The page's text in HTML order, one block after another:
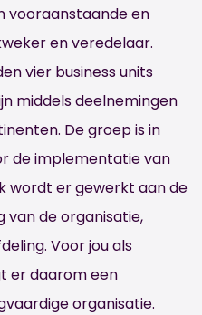
vooraanstaande en
en veredelaar.
vier business units
middels deelnemingen
De groep is in
de implementatie van
wordt er gewerkt aan de
van de organisatie,
Voor jou als
er daarom een
organisatie.